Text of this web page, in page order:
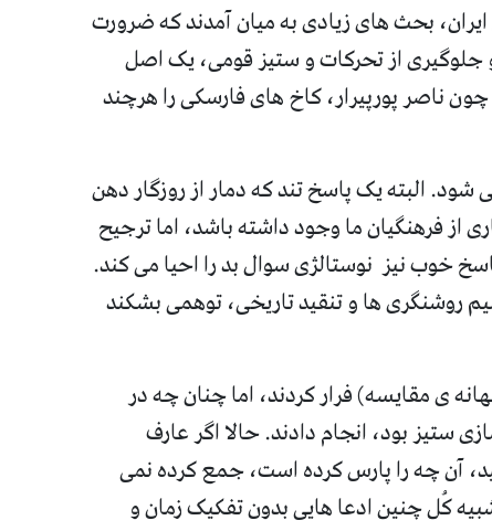
بحث های زیادی به میان آمدند که ضرورت
جلوگیری از تحرکات و ستیز قومی، یک اصل
چون ناصر پورپیرار، کاخ های فارسکی را هرچند
شود.البته یک پاسخ تند که دمار از روزگار دهن
از فرهنگیان ما وجود داشته باشد، اما ترجیح
خوب نیز نوستالژی سوال بد را احیا می کند.
روشنگری ها و تنقید تاریخی، توهمی بشکند
ی مقایسه)فرار کردند، اما چنان چه در
ستیز بود، انجام دادند.حالا اگر عارف
آن چه را پارس کرده است، جمع کرده نمی
کُل چنین ادعا هایی بدون تفکیک زمان و